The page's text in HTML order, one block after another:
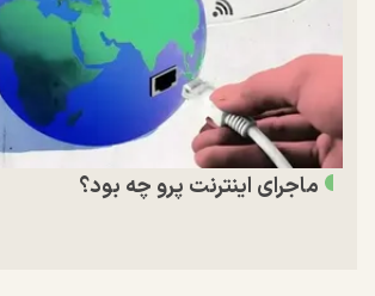
ماجرای اینترنت پرو چه بود؟